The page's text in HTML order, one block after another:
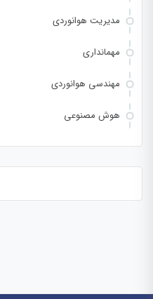
مدیریت هوانوردی
مهمانداری
مهندسی هوانوردی
هوش مصنوعی